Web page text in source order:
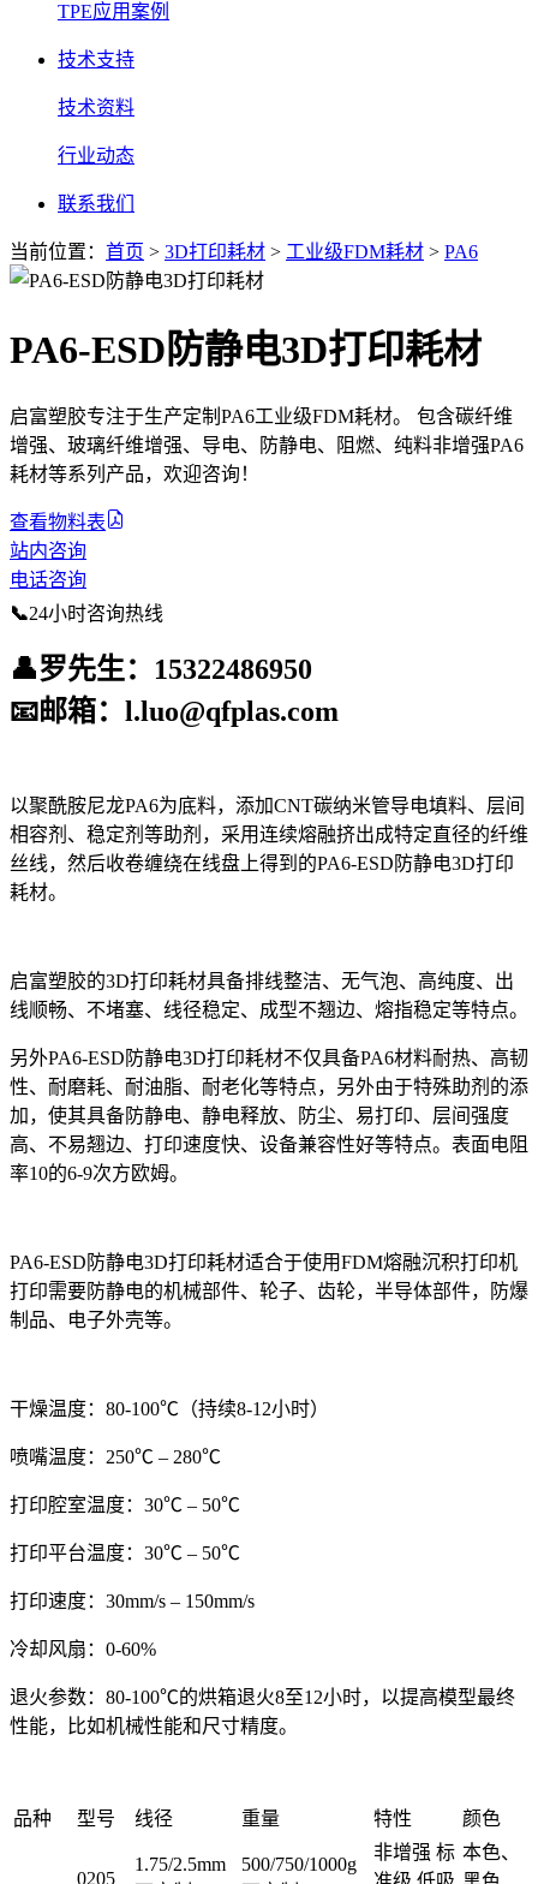
TPE应用案例
技术支持
技术资料
行业动态
联系我们
当前位置： 首页 > 3D打印耗材 > 工业级FDM耗材 > PA6
PA6-ESD防静电3D打印耗材
启富塑胶专注于生产定制PA6工业级FDM耗材。 包含碳纤维
增强、玻璃纤维增强、导电、防静电、阻燃、纯料非增强PA6
耗材等系列产品，欢迎咨询！
查看物料表
站内咨询
电话咨询
📞24小时咨询热线
👤罗先生：15322486950
📧邮箱：l.luo@qfplas.com
以聚酰胺尼龙PA6为底料，添加CNT碳纳米管导电填料、层间
相容剂、稳定剂等助剂，采用连续熔融挤出成特定直径的纤维
丝线，然后收卷缠绕在线盘上得到的PA6-ESD防静电3D打印
耗材。
启富塑胶的3D打印耗材具备排线整洁、无气泡、高纯度、出
线顺畅、不堵塞、线径稳定、成型不翘边、熔指稳定等特点。
另外PA6-ESD防静电3D打印耗材不仅具备PA6材料耐热、高韧
性、耐磨耗、耐油脂、耐老化等特点，另外由于特殊助剂的添
加，使其具备防静电、静电释放、防尘、易打印、层间强度
高、不易翘边、打印速度快、设备兼容性好等特点。表面电阻
率10的6-9次方欧姆。
PA6-ESD防静电3D打印耗材适合于使用FDM熔融沉积打印机
打印需要防静电的机械部件、轮子、齿轮，半导体部件，防爆
制品、电子外壳等。
干燥温度：80-100℃（持续8-12小时）
喷嘴温度：250℃ – 280℃
打印腔室温度：30℃ – 50℃
打印平台温度：30℃ – 50℃
打印速度：30mm/s – 150mm/s
冷却风扇：0-60%
退火参数：80-100℃的烘箱退火8至12小时，以提高模型最终
性能，比如机械性能和尺寸精度。
品种 型号 线径 重量 特性 颜色
0205
1.75/2.5mm
500/750/1000g
非增强 标 本色、